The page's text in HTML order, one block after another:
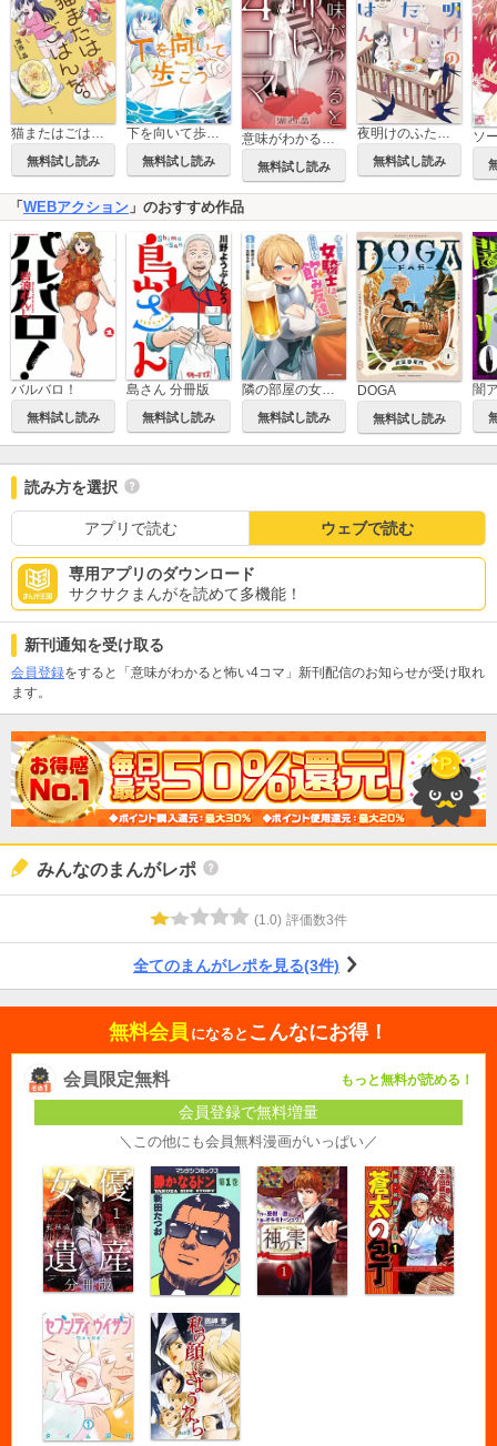
猫またはごはんを。
無料試し読み 無料試し読み
意味がわかると怖い4コマ 分冊版
無料試し読み
夜明けのふたりごはん
無料試し読み
「 WEBアクション 」のおすすめ作品
バルバロ！
無料試し読み
島さん 分冊版
無料試し読み
隣の部屋の女騎士は、異世界人で飲み友達(コミック)
無料試し読み
DOGA
無料試し読み
闇
読み方を選択
アプリで読む ウェブで読む
専用アプリのダウンロード
サクサクまんがを読めて多機能！
新刊通知を受け取る
会員登録をすると「意味がわかると怖い4コマ」新刊配信のお知らせが受け取れ
ます。
みんなのまんがレポ
(1.0) 評価数3件
全てのまんがレポを見る(3件)
無料会員 になると こんなにお得！
会員限定無料 もっと無料が読める！
会員登録で無料増量
＼この他にも会員無料漫画がいっぱい／